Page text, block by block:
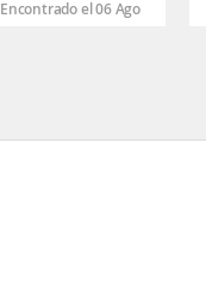
Encontrado el 06 Ago